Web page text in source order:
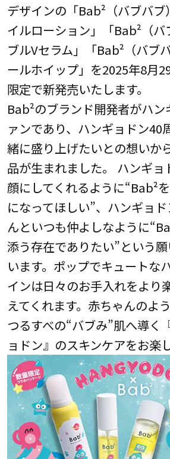
デザインの「Bab²（バブバブ
イルローション」「Bab²（
ブルVセラム」「Bab²（バブ
ールホイップ」を2025年8月
限定で新発売いたします。
Bab²のブランド開発者がハ
ァンであり、ハンギョドン40
緒に盛り上げたいとの想いか
品が生まれました。 ハンギョ
顔にしてくれるように“Bab²
になってほしい”、ハンギョ
んといつも仲よしなように
添う存在でありたい”という
います。ポップでキュートな
インは日々のお手入れをより
えてくれます。赤ちゃんのよ
つるすべの“バブみ”肌へ導く
ョドン』のスキンケアをお楽